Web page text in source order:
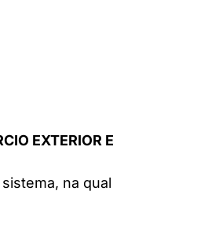
EXTERIOR E
na qual